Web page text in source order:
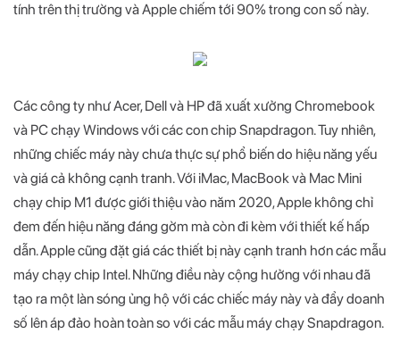
tính trên thị trường và Apple chiếm tới 90% trong con số này.
Các công ty như Acer, Dell và HP đã xuất xưởng Chromebook
và PC chạy Windows với các con chip Snapdragon. Tuy nhiên,
những chiếc máy này chưa thực sự phổ biến do hiệu năng yếu
và giá cả không cạnh tranh. Với iMac, MacBook và Mac Mini
chạy chip M1 được giới thiệu vào năm 2020, Apple không chỉ
đem đến hiệu năng đáng gờm mà còn đi kèm với thiết kế hấp
dẫn. Apple cũng đặt giá các thiết bị này cạnh tranh hơn các mẫu
máy chạy chip Intel. Những điều này cộng hưởng với nhau đã
tạo ra một làn sóng ủng hộ với các chiếc máy này và đẩy doanh
số lên áp đảo hoàn toàn so với các mẫu máy chạy Snapdragon.